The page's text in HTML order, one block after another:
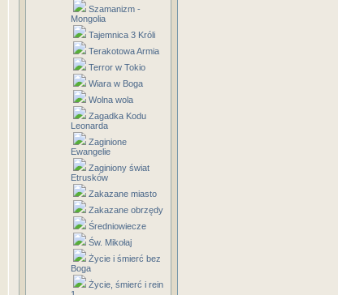
Szamanizm -
Mongolia
Tajemnica 3 Króli
Terakotowa Armia
Terror w Tokio
Wiara w Boga
Wolna wola
Zagadka Kodu
Leonarda
Zaginione
Ewangelie
Zaginiony świat
Etrusków
Zakazane miasto
Zakazane obrzędy
Średniowiecze
Św. Mikołaj
Życie i śmierć bez
Boga
Życie, śmierć i rein